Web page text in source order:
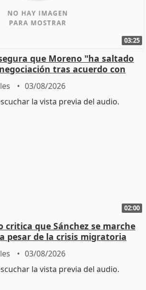
03:25
que Moreno "ha saltado
tras acuerdo con
03/08/2026
02:00
critica que Sánchez se marche
pesar de la crisis migratoria
03/08/2026